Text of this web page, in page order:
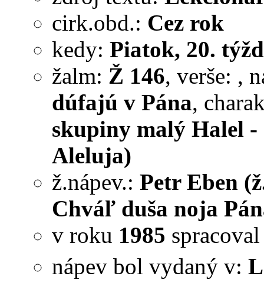
cirk.obd.: Cez rok
kedy: Piatok, 20.
žalm: Ž 146, verše: ,
dúfajú v Pána,
skupiny malý Halel
Aleluja)
ž.nápev.: Petr Eben
Chváľ duša noja
v roku 1985
nápev bol vydaný v: